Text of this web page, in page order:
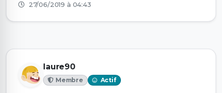
27/06/2019 à 04:43
laure90
Membre Actif